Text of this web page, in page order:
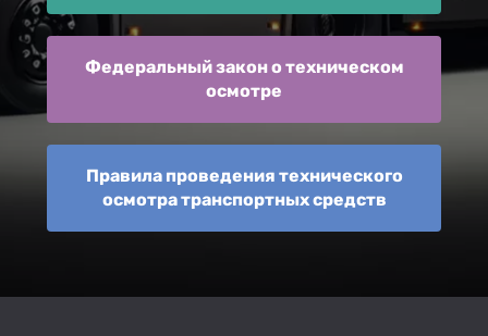
Федеральный закон о техническом
осмотре
Правила проведения технического
осмотра транспортных средств